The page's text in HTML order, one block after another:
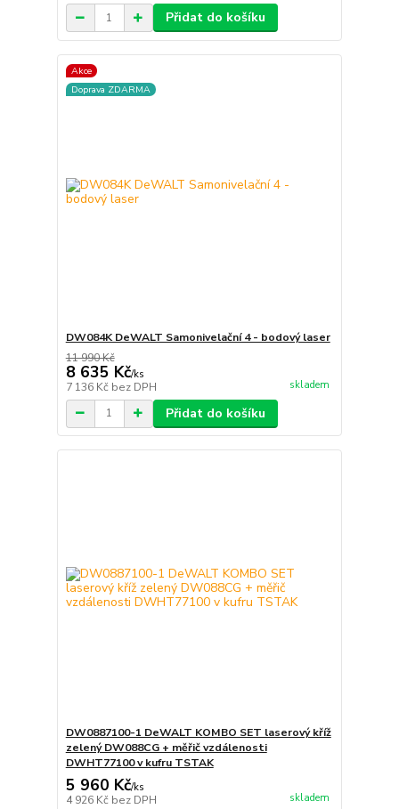
Přidat do košíku
Akce
Doprava ZDARMA
DW084K DeWALT Samonivelační 4 - bodový laser
11 990 Kč
8 635 Kč/ks
7 136 Kč bez DPH skladem
Přidat do košíku
DW0887100-1 DeWALT KOMBO SET laserový kříž
zelený DW088CG + měřič vzdálenosti
DWHT77100 v kufru TSTAK
5 960 Kč/ks
4 926 Kč bez DPH skladem